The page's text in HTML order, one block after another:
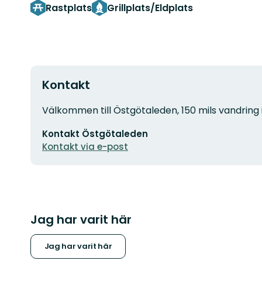
Rastplats Grillplats/Eldplats
Kontakt
Adress
Välkommen till Östgötaleden, 150 mils
postadress
Kontakt Östgötaleden
Kontakt via e-post
Jag har varit här
Jag har varit här